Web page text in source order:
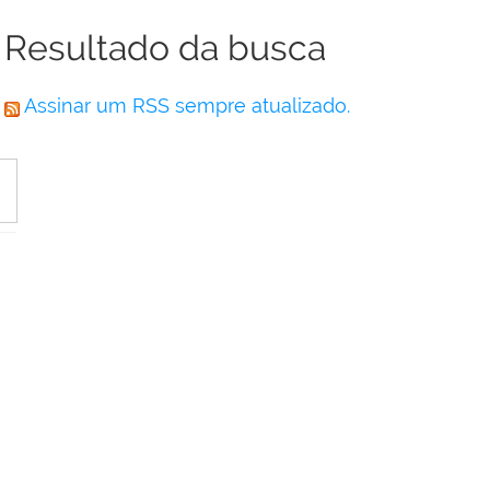
Resultado da busca
Assinar um RSS sempre atualizado.